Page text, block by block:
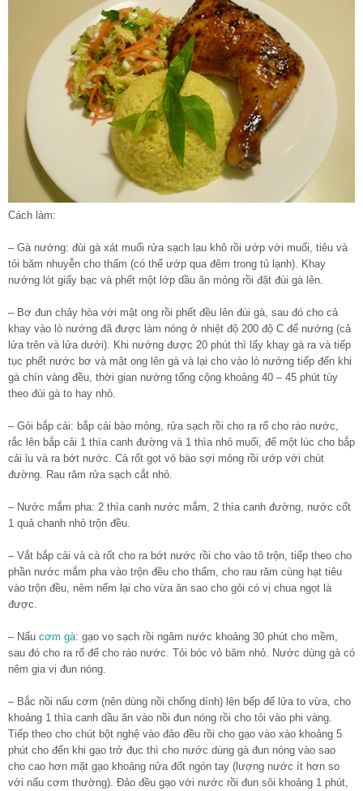
Cách làm:
– Gà nướng: đùi gà xát muối rửa sạch lau khô rồi ướp với muối, tiêu và
tỏi băm nhuyễn cho thấm (có thể ướp qua đêm trong tủ lạnh). Khay
nướng lót giấy bạc và phết một lớp dầu ăn mỏng rồi đặt đùi gà lên.
– Bơ đun chảy hòa với mật ong rồi phết đều lên đùi gà, sau đó cho cả
khay vào lò nướng đã được làm nóng ở nhiệt độ 200 độ C để nướng (cả
lửa trên và lửa dưới). Khi nướng được 20 phút thì lấy khay gà ra và tiếp
tục phết nước bơ và mật ong lên gà và lại cho vào lò nướng tiếp đến khi
gà chín vàng đều, thời gian nướng tổng cộng khoảng 40 – 45 phút tùy
theo đùi gà to hay nhỏ.
– Gỏi bắp cải: bắp cải bào mỏng, rửa sạch rồi cho ra rổ cho ráo nước,
rắc lên bắp cải 1 thìa canh đường và 1 thìa nhỏ muối, để một lúc cho bắp
cải ỉu và ra bớt nước. Cà rốt gọt vỏ bào sợi mỏng rồi ướp với chút
đường. Rau răm rửa sạch cắt nhỏ.
– Nước mắm pha: 2 thìa canh nước mắm, 2 thìa canh đường, nước cốt
1 quả chanh nhỏ trộn đều.
– Vắt bắp cải và cà rốt cho ra bớt nước rồi cho vào tô trộn, tiếp theo cho
phần nước mắm pha vào trộn đều cho thấm, cho rau răm cùng hạt tiêu
vào trộn đều, nêm nếm lại cho vừa ăn sao cho gỏi có vị chua ngọt là
được.
– Nấu cơm gà: gạo vo sạch rồi ngâm nước khoảng 30 phút cho mềm,
sau đó cho ra rổ để cho ráo nước. Tỏi bóc vỏ băm nhỏ. Nước dùng gà có
nêm gia vị đun nóng.
– Bắc nồi nấu cơm (nên dùng nồi chống dính) lên bếp để lửa to vừa, cho
khoảng 1 thìa canh dầu ăn vào nồi đun nóng rồi cho tỏi vào phi vàng.
Tiếp theo cho chút bột nghệ vào đảo đều rồi cho gạo vào xào khoảng 5
phút cho đến khi gạo trở đục thì cho nước dùng gà đun nóng vào sao
cho cao hơn mặt gạo khoảng nửa đốt ngón tay (lượng nước ít hơn so
với nấu cơm thường). Đảo đều gạo với nước rồi đun sôi khoảng 1 phút,